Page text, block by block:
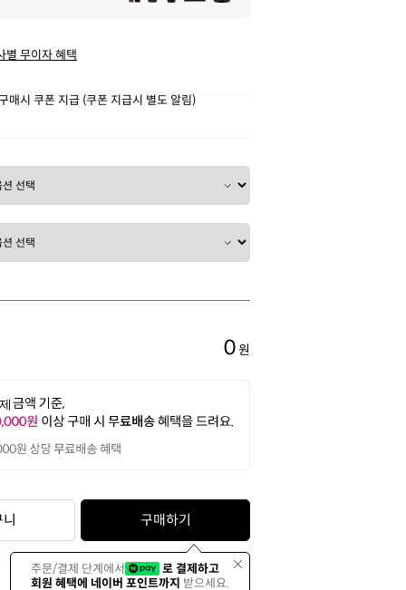
별 무이자 혜택
매시 쿠폰 지급 (쿠폰 지급시 별도 알림)
0원
구매하기
주문/결제 단계에서
로 결제하고
회원 혜택에 네이버 포인트까지 받으세요.